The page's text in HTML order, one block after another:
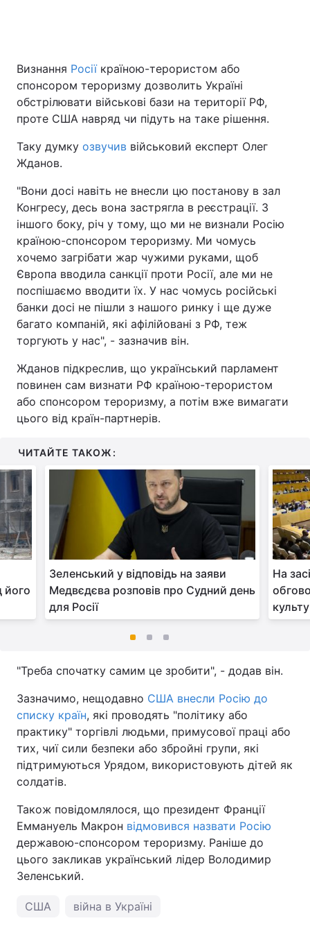
Визнання Росіїкраїною-терористом або
спонсором тероризму дозволить Україні
обстрілювати військові бази на території РФ,
проте США навряд чи підуть на таке рішення.
Таку думку озвучив військовий експерт Олег
Жданов.
"Вони досі навіть не внесли цю постанову в зал
Конгресу, десь вона застрягла в реєстрації. З
іншого боку, річ у тому, що ми не визнали Росію
країною-спонсором тероризму. Ми чомусь
хочемо загрібати жар чужими руками, щоб
Європа вводила санкції проти Росії, але ми не
поспішаємо вводити їх. У нас чомусь російські
банки досі не пішли з нашого ринку і ще дуже
багато компаній, які афілійовані з РФ, теж
торгують у нас", - зазначив він.
Жданов підкреслив, що український парламент
повинен сам визнати РФ країною-терористом
або спонсором тероризму, а потім вже вимагати
цього від країн-партнерів.
ЧИТАЙТЕ ТАКОЖ:
його
Зеленський у відповідь на заяви
Медвєдєва розповів про Судний день
для Росії
На
"Треба спочатку самим це зробити", - додав він.
Зазначимо, нещодавно США внесли Росію до
списку країн, які проводять "політику або
практику" торгівлі людьми, примусової праці або
тих, чиї сили безпеки або збройні групи, які
підтримуються Урядом, використовують дітей як
солдатів.
Також повідомлялося, що президент Франції
Еммануель Макрон відмовився назвати Росію
державою-спонсором тероризму. Раніше до
цього закликав український лідер Володимир
Зеленський.
США війна в Україні